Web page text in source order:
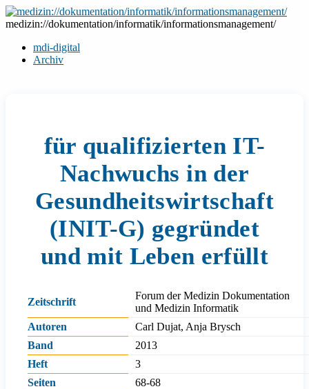
Zum
Inhalt
medizin://dokumentation/informatik/informationsmanagement/
mdi-digital
Archiv
für qualifizierten IT-
Nachwuchs in der
Gesundheitswirtschaft
(INIT-G) gegründet
und mit Leben erfüllt
Zeitschrift
Forum der Medizin Dokumentation
und Medizin Informatik
Autoren
Carl Dujat, Anja Brysch
Band
2013
Heft
3
Seiten
68-68